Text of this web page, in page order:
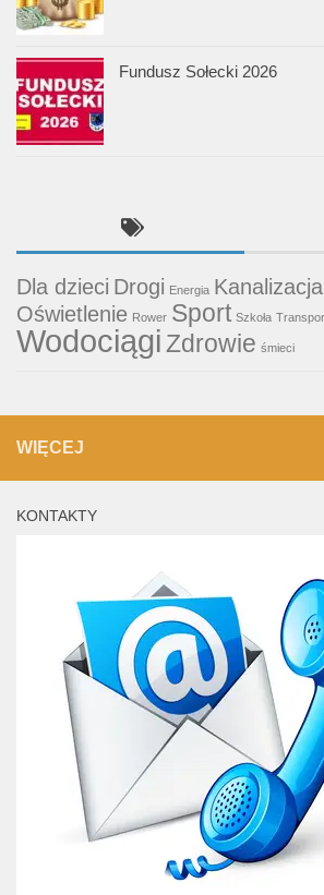
Fundusz Sołecki 2026
Dla dzieci Drogi Energia Kanalizacja
Oświetlenie Rower Sport Szkoła
WodociągiZdrowie śmieci
WIĘCEJ
KONTAKTY